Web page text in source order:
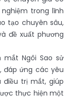
trong lĩnh
tạo chuyên sâu,
đề xuất phương
mắt Ngôi Sao sử
đáp ứng các yêu
điều trị mắt, giúp
thực hiện một